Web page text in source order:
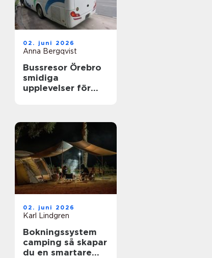
02. juni 2026
Anna Bergqvist
Bussresor Örebro
smidiga
upplevelser för
02. juni 2026
Karl Lindgren
Bokningssystem
camping så skapar
du en smartare